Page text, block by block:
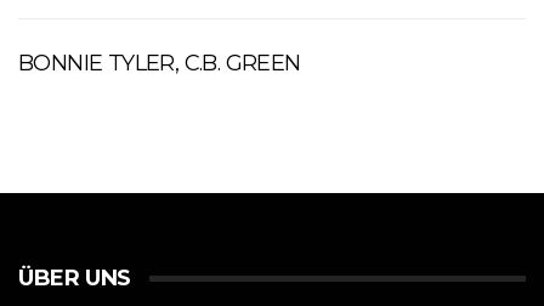
BONNIE TYLER, C.B. GREEN
ÜBER UNS